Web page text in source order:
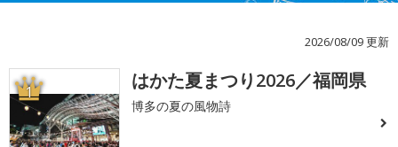
2026/08/09 更新
1 はかた夏まつり2026／福岡県
博多の夏の風物詩